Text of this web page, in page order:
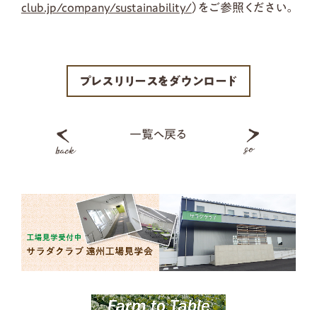
club.jp/company/sustainability/）をご参照ください。
プレスリリースをダウンロード
一覧へ戻る